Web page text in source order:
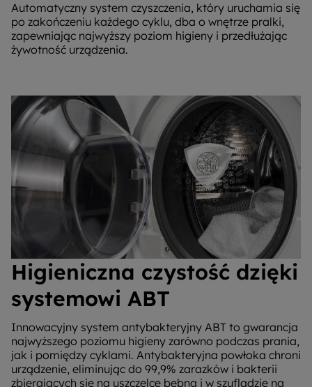
Automatyczny system czyszczenia, który uruchamia się
po zakończeniu każdego cyklu, dba o wnętrze pralki,
zapewniając najwyższy poziom higieny i przedłużając
żywotność urządzenia.
Higieniczna czystość dzięki
systemowi ABT
Innowacyjny system antybakteryjny ABT to gwarancja
najwyższego poziomu higieny zarówno podczas prania,
jak i pomiędzy cyklami. Antybakteryjna powłoka chroni
urządzenie, eliminując do 99,9% zarazków i bakterii
zbierających się na uszczelce bębna i w szufladzie na